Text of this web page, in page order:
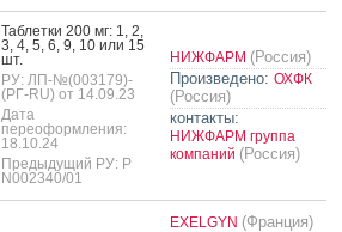
Таб­летки 200 мг: 1, 2,
3, 4, 5, 6, 9, 10 или 15
шт.
РУ: ЛП-№(003179)-
(РГ-RU) от 14.09.23
Дата
переоформления:
18.10.24
Предыдущий РУ: Р
N002340/01
НИЖФАРМ (Россия)
Произведено: ОХФК
(Россия)
контакты:
НИЖФАРМ группа
компаний (Россия)
EXELGYN (Франция)